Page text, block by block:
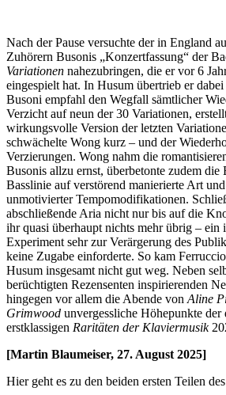
Nach der Pause versuchte der in England
Zuhörern Busonis „Konzertfassung“ der
Variationen nahezubringen, die er vor 6
eingespielt hat. In Husum übertrieb er
Busoni empfahl den Wegfall sämtlicher
Verzicht auf neun der 30 Variationen,
wirkungsvolle Version der letzten
schwächelte Wong kurz – und der
Verzierungen. Wong nahm die
Busonis allzu ernst, überbetonte zudem
Basslinie auf verstörend manierierte Art
unmotivierter Tempomodifikationen.
abschließende Aria nicht nur bis auf die
ihr quasi überhaupt nichts mehr übrig – ein
Experiment sehr zur Verärgerung des
keine Zugabe einforderte. So kam
Husum insgesamt nicht gut weg. Neben
berüchtigten Rezensenten inspirierenden
hingegen vor allem die Abende von Aline
Grimwood unvergessliche Höhepunkte der
erstklassigen Raritäten der Klaviermusik
[Martin Blaumeiser, 27. August 2025]
Hier geht es zu den beiden ersten Teilen